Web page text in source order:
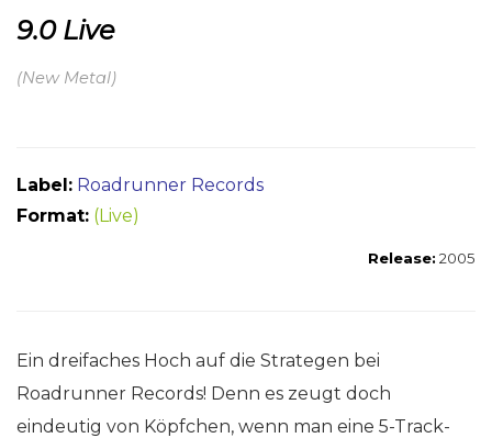
9.0 Live
(New Metal)
Label: Roadrunner Records
Format: (Live)
Release: 2005
Ein dreifaches Hoch auf die Strategen bei
Roadrunner Records! Denn es zeugt doch
eindeutig von Köpfchen, wenn man eine 5-Track-